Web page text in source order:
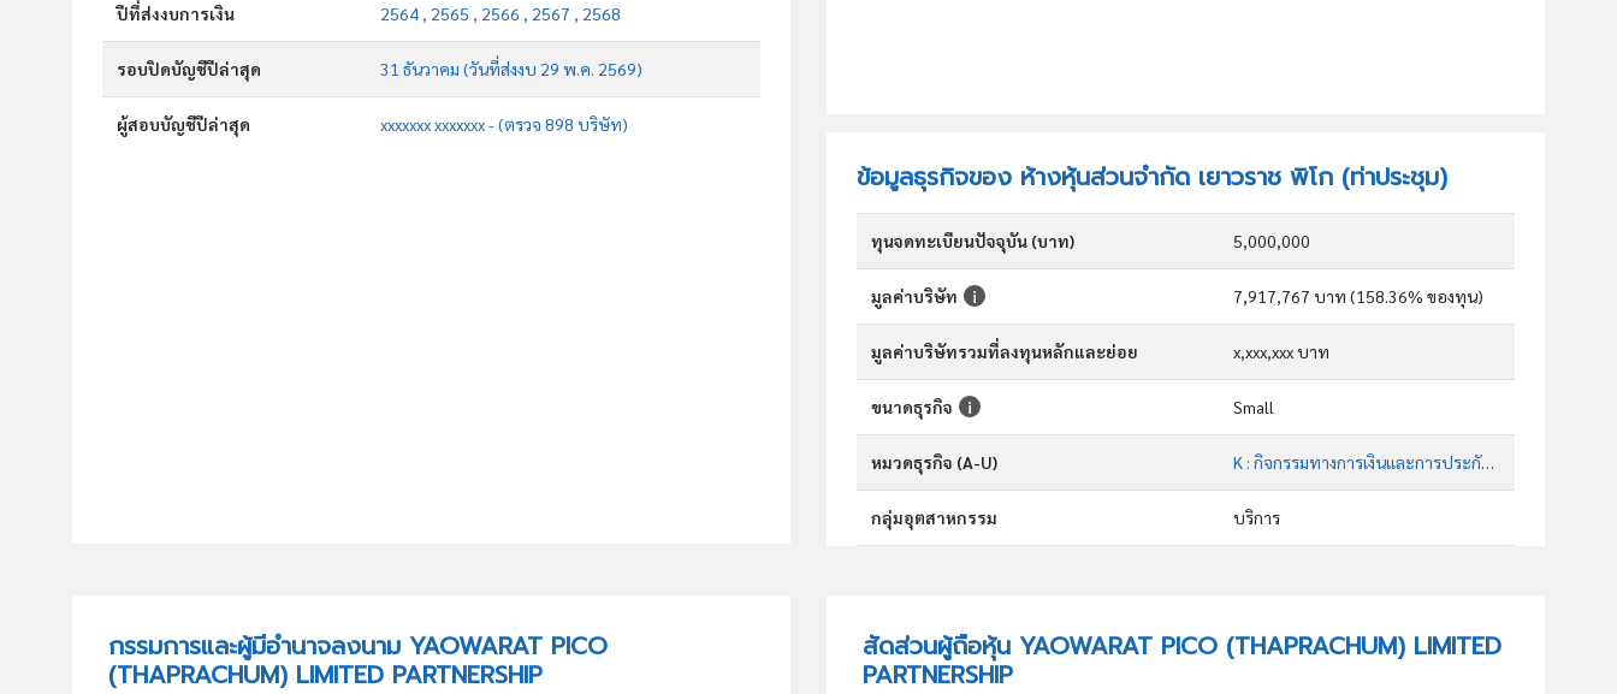
ปีที่ส่งงบการเงิน 2564 , 2565 , 2566 , 2567 , 2568
รอบปิดบัญชีปีล่าสุด 31 ธันวาคม (วันที่ส่งงบ 29 พ.ค. 2569)
ผู้สอบบัญชีปีล่าสุด xxxxxxx xxxxxxx - (ตรวจ 898 บริษัท)
ข้อมูลธุรกิจของ ห้างหุ้นส่วนจำกัด เยาวราช พิโก (ท่าประชุม)
ทุนจดทะเบียนปัจจุบัน (บาท) 5,000,000
มูลค่าบริษัท 7,917,767 บาท (158.36% ของทุน)
มูลค่าบริษัทรวมที่ลงทุนหลักและย่อย x,xxx,xxx บาท
ขนาดธุรกิจ Small
หมวดธุรกิจ (A-U) K : กิจกรรมทางการเงินและการประกันภัย
กลุ่มอุตสาหกรรม บริการ
วัตถุประสงค์
กรรมการและผู้มีอำนาจลงนาม YAOWARAT PICO
(THAPRACHUM) LIMITED PARTNERSHIP
สัดส่วนผู้ถือหุ้น YAOWARAT PICO (THAPRACHUM) LIMITED
PARTNERSHIP